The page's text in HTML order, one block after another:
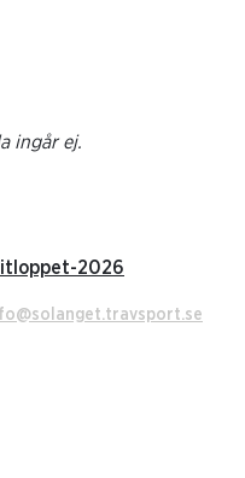
ingår ej.
2026